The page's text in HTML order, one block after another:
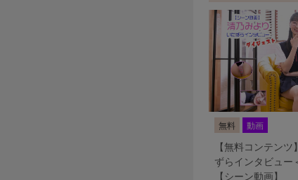
無料 動画
【無料コンテン
ずらインタビュー
【シーン動画】